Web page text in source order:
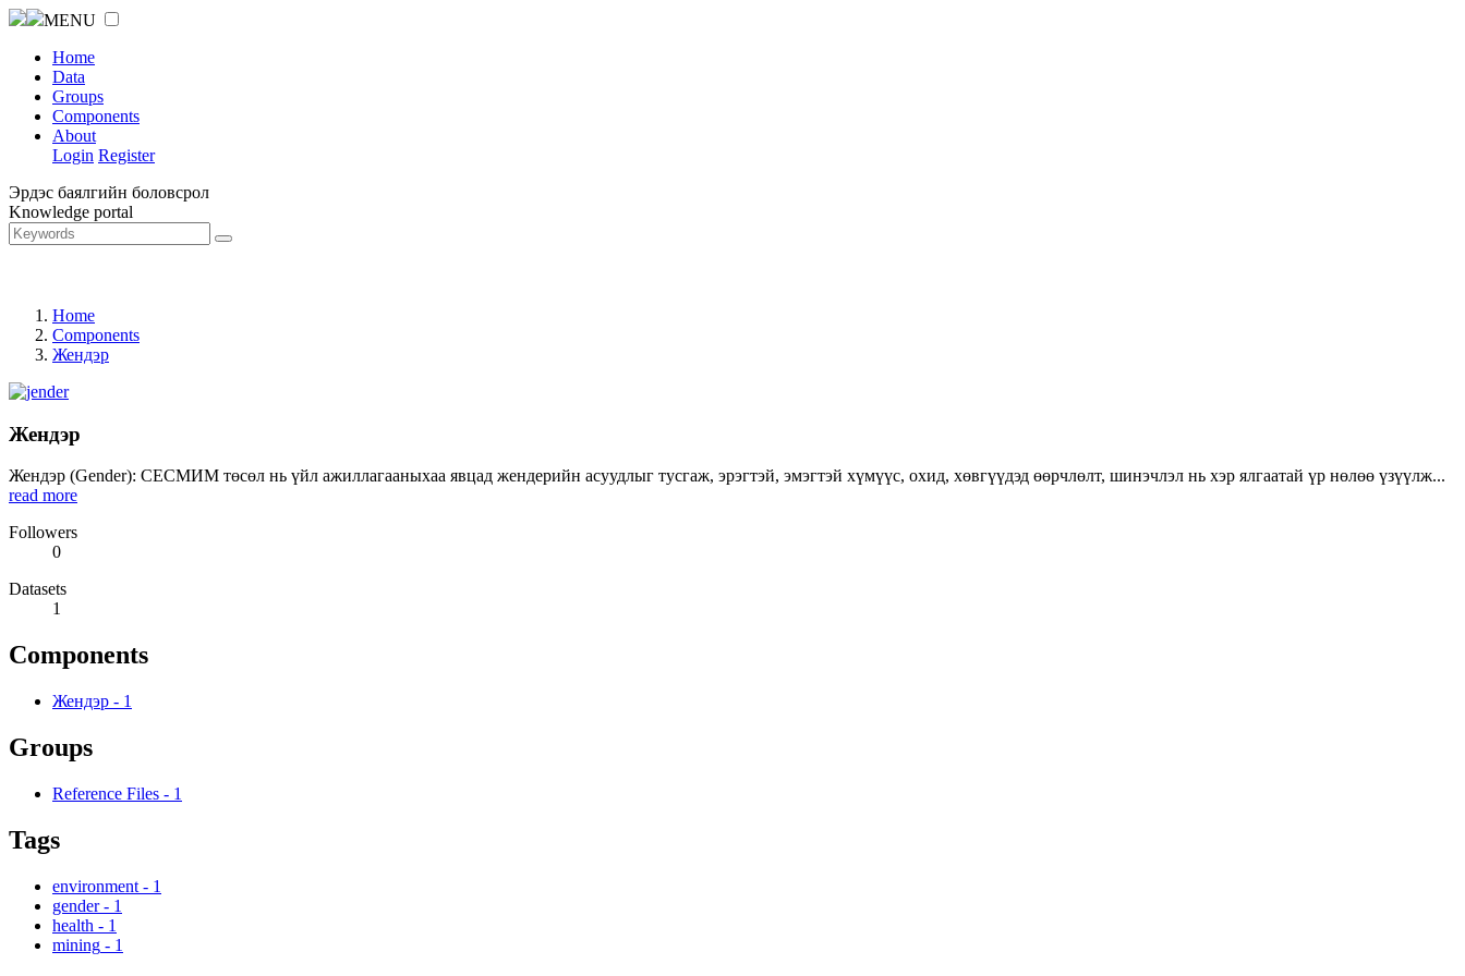
MENU
Home
Data
Groups
Components
About
Login Register
Эрдэс баялгийн боловсрол
Knowledge portal
Home
Components
Жендэр
Жендэр
Жендэр (Gender): СЕСМИМ төсөл нь үйл ажиллагааныхаа явцад жендерийн асуудлыг тусгаж, эрэгтэй, эмэгтэй хүмүүс, охид, хөвгүүдэд өөрчлөлт, шинэчлэл нь хэр ялгаатай үр нөлөө үзүүлж...
read more
Followers
0
Datasets
1
Components
Жендэр - 1
Groups
Reference Files - 1
Tags
environment - 1
gender - 1
health - 1
mining - 1